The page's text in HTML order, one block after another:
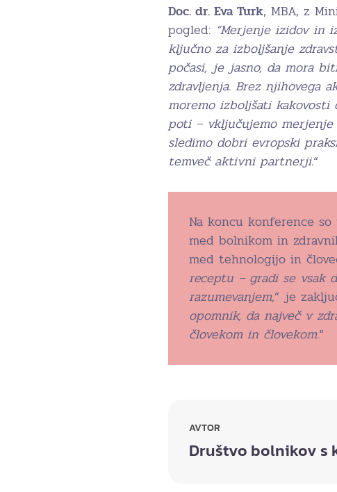
Doc. dr. Eva Turk, MBA, z
pogled: “Merjenje izidov in
ključno za izboljšanje
počasi, je jasno, da mora
zdravljenja. Brez njihovega
moremo izboljšati kakovosti
poti – vključujemo
sledimo dobri evropski
temveč aktivni partnerji.“
Na koncu konference
med bolnikom in
med tehnologijo in
receptu – gradi se vsak
razumevanjem,” je
opomnik, da največ v
človekom in človekom.“
AVTOR
Društvo bolnikov s